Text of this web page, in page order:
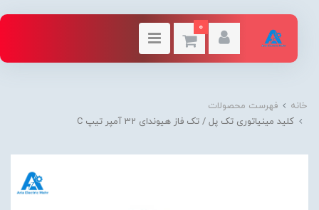
0
خانه
فهرست محصولات
کلید مینیاتوری تک پل / تک فاز هیوندای 32 آمپر تیپ C